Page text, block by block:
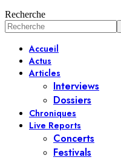
Recherche
Accueil
Actus
Articles
Interviews
Dossiers
Chroniques
Live Reports
Concerts
Festivals